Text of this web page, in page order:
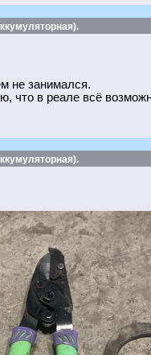
не занимался.
что в реале всё